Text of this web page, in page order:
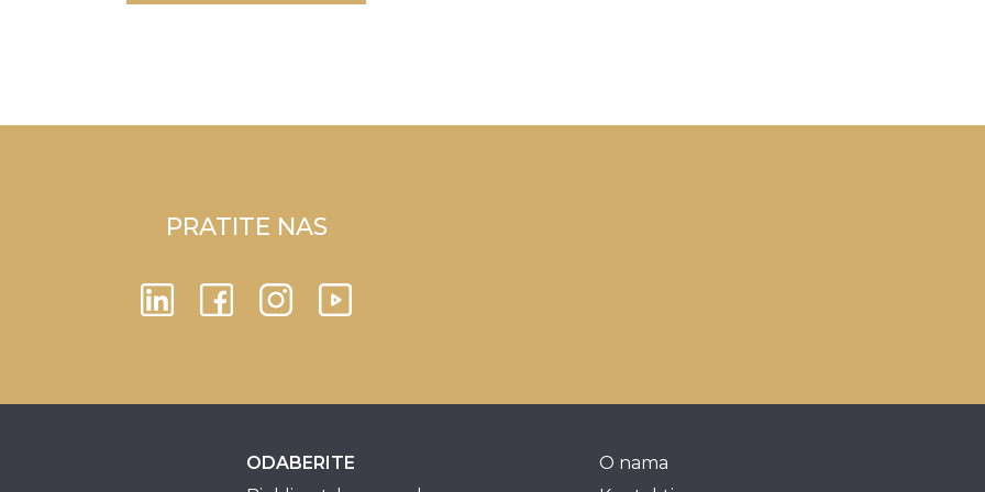
PRATITE NAS
ODABERITE
O nama